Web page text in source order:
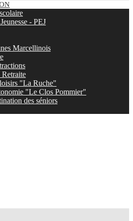
- PEJ
Marcellinois
"La Ruche"
"Le Clos Pommier"
des séniors